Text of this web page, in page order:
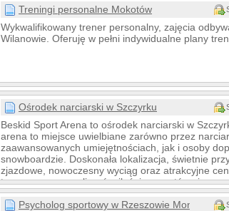
Treningi personalne Mokotów
Wykwalifikowany trener personalny, zajęcia
Wilanowie. Oferuję w pełni indywidualne plany
Ośrodek narciarski w Szczyrku
Beskid Sport Arena to ośrodek narciarski w
arena to miejsce uwielbiane zarówno przez
zaawansowanych umiejętnościach, jak i osoby
snowboardzie. Doskonała lokalizacja, świetnie
zjazdowe, nowoczesny wyciąg oraz atrakcyjne
tego, na co mogą liczyć miłośnicy sportów
Arenę.
Psycholog sportowy w Rzeszowie Monika